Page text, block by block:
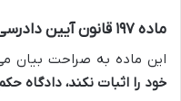
ماده ۱۹۷ قانون آیین دادرسی مدنی
این ماده به صراحت بیان
خود را اثبات نکند، دادگاه